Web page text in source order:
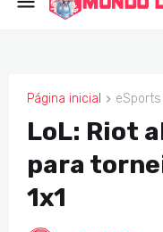
Página inicial eSports
ESPORTS
LoL: Riot
para
1x1